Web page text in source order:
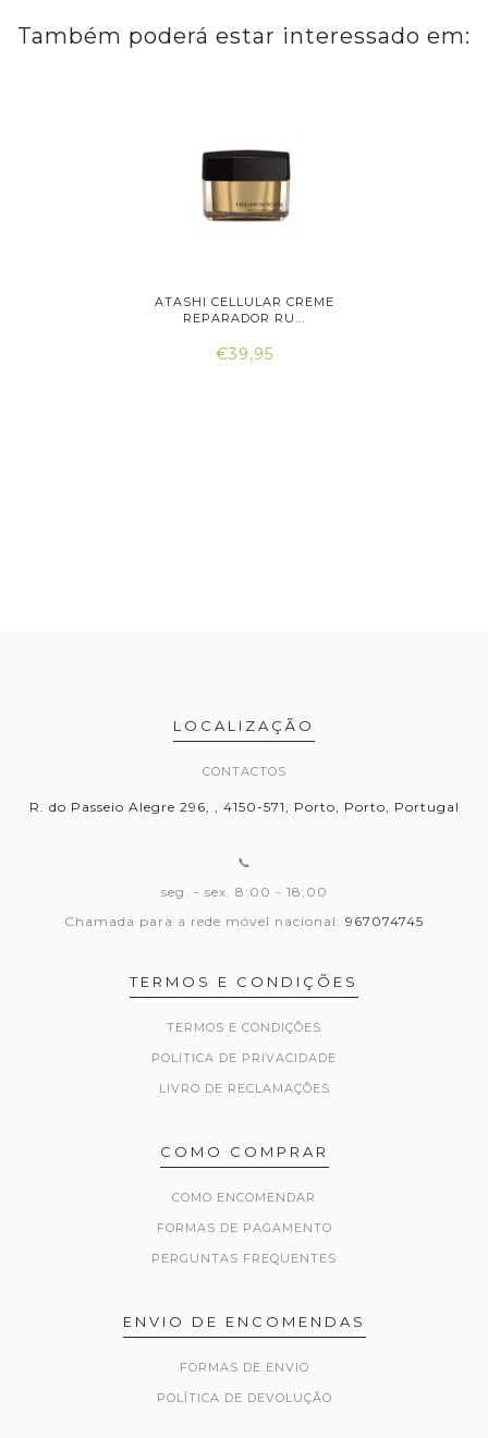
Também poderá estar interessado em:
ATASHI CELLULAR CREME
REPARADOR RU...
€39,95
LOCALIZAÇÃO
CONTACTOS
R. do Passeio Alegre 296, , 4150-571, Porto, Porto, Portugal
📞
seg. - sex. 8:00 - 18:00
Chamada para a rede móvel nacional: 967074745
TERMOS E CONDIÇÕES
TERMOS E CONDIÇÕES
POLITICA DE PRIVACIDADE
LIVRO DE RECLAMAÇÕES
COMO COMPRAR
COMO ENCOMENDAR
FORMAS DE PAGAMENTO
PERGUNTAS FREQUENTES
ENVIO DE ENCOMENDAS
FORMAS DE ENVIO
POLÍTICA DE DEVOLUÇÃO